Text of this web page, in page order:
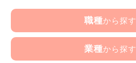
職種から探す
業種から探す